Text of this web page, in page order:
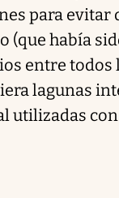
para evitar
(que había
entre todos
lagunas
utilizadas